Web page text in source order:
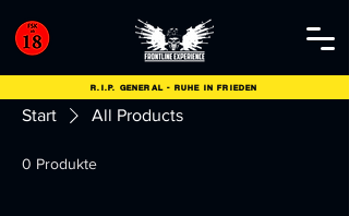
R.I.P. GENERAL - RUHE IN FRIEDEN
Start All Products
0 Produkte